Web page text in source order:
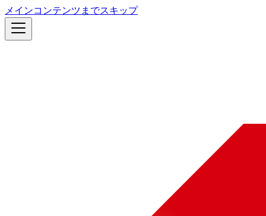
メインコンテンツまでスキップ